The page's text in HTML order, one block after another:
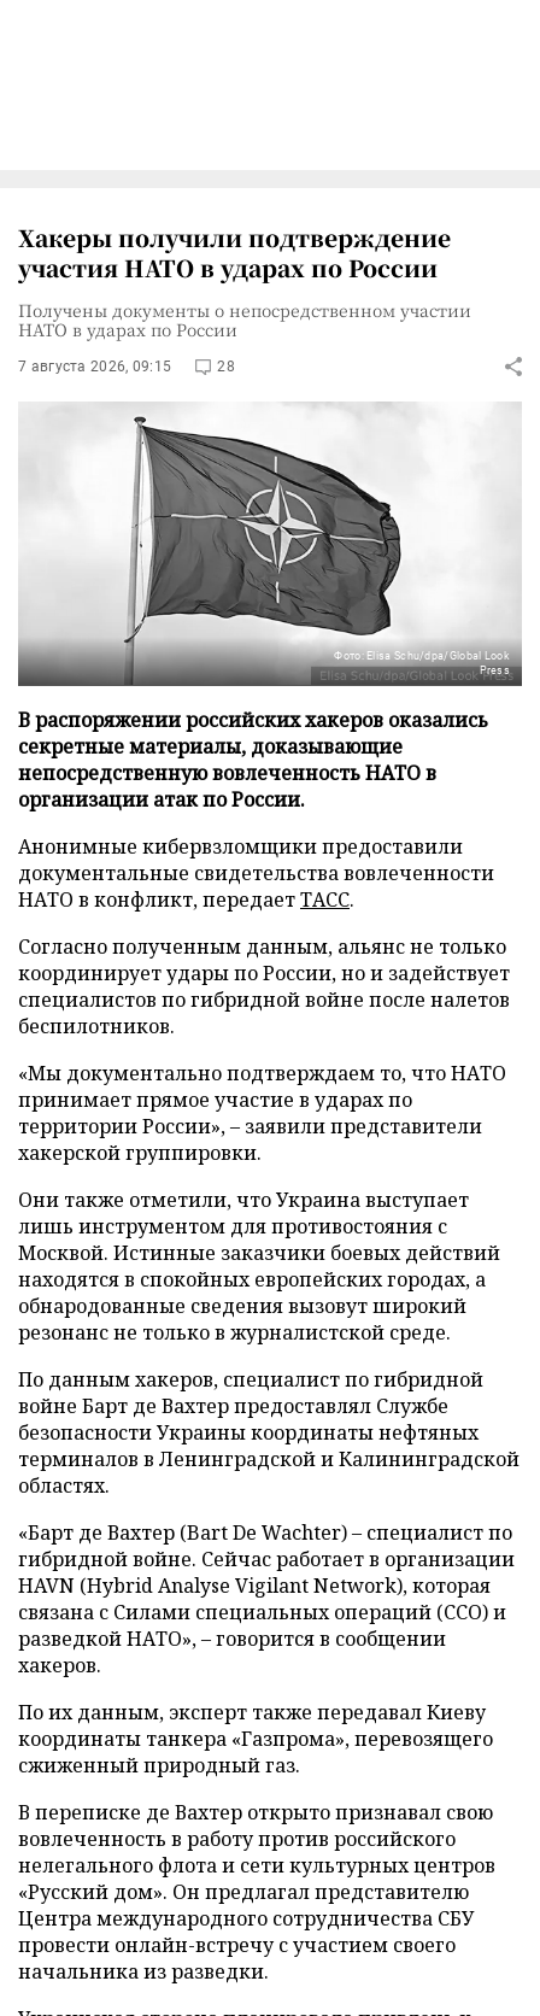
Хакеры получили подтверждение
участия НАТО в ударах по России
Получены документы о непосредственном участии
НАТО в ударах по России
7 августа 2026, 09:15 28
Фото: Elisa Schu/dpa/Global Look
Press
В распоряжении российских хакеров оказались
секретные материалы, доказывающие
непосредственную вовлеченность НАТО в
организации атак по России.
Анонимные кибервзломщики предоставили
документальные свидетельства вовлеченности
НАТО в конфликт, передаетТАСС.
Согласно полученным данным, альянс не только
координирует удары по России, но и задействует
специалистов по гибридной войне после налетов
беспилотников.
«Мы документально подтверждаем то, что НАТО
принимает прямое участие в ударах по
территории России», – заявили представители
хакерской группировки.
Они также отметили, что Украина выступает
лишь инструментом для противостояния с
Москвой. Истинные заказчики боевых действий
находятся в спокойных европейских городах, а
обнародованные сведения вызовут широкий
резонанс не только в журналистской среде.
По данным хакеров, специалист по гибридной
войне Барт де Вахтер предоставлял Службе
безопасности Украины координаты нефтяных
терминалов в Ленинградской и Калининградской
областях.
«Барт де Вахтер (Bart De Wachter) – специалист по
гибридной войне. Сейчас работает в организации
HAVN (Hybrid Analyse Vigilant Network), которая
связана с Силами специальных операций (ССО) и
разведкой НАТО», – говорится в сообщении
хакеров.
По их данным, эксперт также передавал Киеву
координаты танкера «Газпрома», перевозящего
сжиженный природный газ.
В переписке де Вахтер открыто признавал свою
вовлеченность в работу против российского
нелегального флота и сети культурных центров
«Русский дом». Он предлагал представителю
Центра международного сотрудничества СБУ
провести онлайн-встречу с участием своего
начальника из разведки.